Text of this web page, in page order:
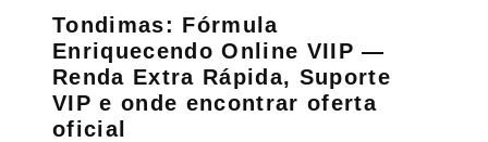
Tondimas: Fórmula
Enriquecendo Online VIIP —
Renda Extra Rápida, Suporte
VIP e onde encontrar oferta
oficial